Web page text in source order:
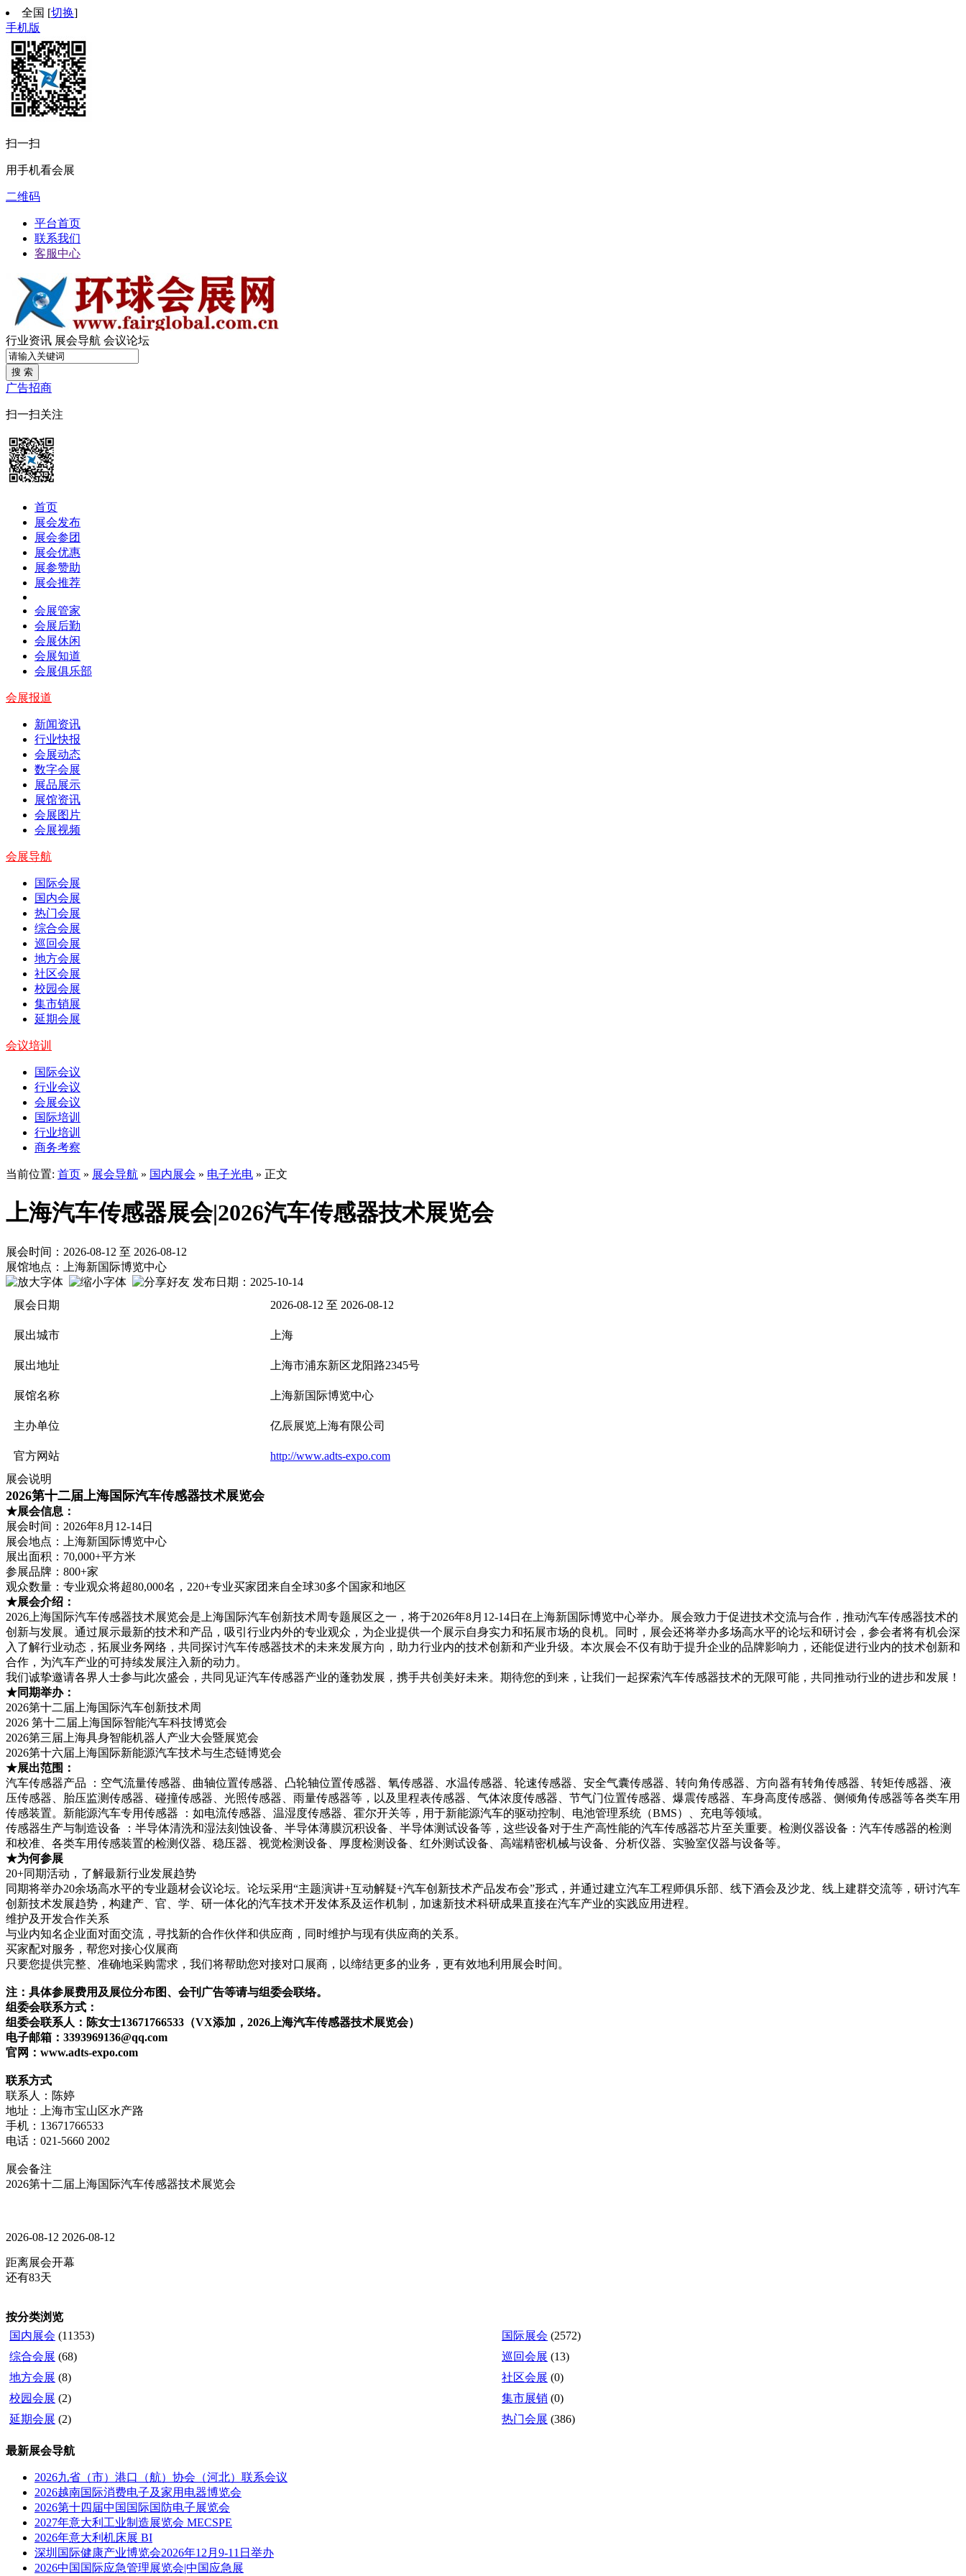
全国 [切换]
手机版
扫一扫
用手机看会展
二维码
平台首页
联系我们
客服中心
行业资讯 展会导航 会议论坛
搜 索
广告招商
扫一扫关注
首页
展会发布
展会参团
展会优惠
展参赞助
展会推荐
会展管家
会展后勤
会展休闲
会展知道
会展俱乐部
会展报道
新闻资讯
行业快报
会展动态
数字会展
展品展示
展馆资讯
会展图片
会展视频
会展导航
国际会展
国内会展
热门会展
综合会展
巡回会展
地方会展
社区会展
校园会展
集市销展
延期会展
会议培训
国际会议
行业会议
会展会议
国际培训
行业培训
商务考察
当前位置: 首页 » 展会导航 » 国内展会 » 电子光电 » 正文
上海汽车传感器展会|2026汽车传感器技术展览会
展会时间：2026-08-12 至 2026-08-12
展馆地点：上海新国际博览中心
发布日期：2025-10-14
展会日期
2026-08-12 至 2026-08-12
展出城市 上海
展出地址 上海市浦东新区龙阳路2345号
展馆名称 上海新国际博览中心
主办单位 亿辰展览上海有限公司
官方网站
http://www.adts-expo.com
展会说明
2026第十二届上海国际汽车传感器技术展览会
★展会信息：
展会时间：2026年8月12-14日
展会地点：上海新国际博览中心
展出面积：70,000+平方米
参展品牌：800+家
观众数量：专业观众将超80,000名，220+专业买家团来自全球30多个国家和地区
★展会介绍：
2026上海国际汽车传感器技术展览会是上海国际汽车创新技术周专题展区之一，将于2026年8月12-14日在上海新国际博览中心举办。展会致力于促进技术交流与合作，推动汽车传感器技术的
创新与发展。通过展示最新的技术和产品，吸引行业内外的专业观众，为企业提供一个展示自身实力和拓展市场的良机。同时，展会还将举办多场高水平的论坛和研讨会，参会者将有机会深
入了解行业动态，拓展业务网络，共同探讨汽车传感器技术的未来发展方向，助力行业内的技术创新和产业升级。本次展会不仅有助于提升企业的品牌影响力，还能促进行业内的技术创新和
合作，为汽车产业的可持续发展注入新的动力。
我们诚挚邀请各界人士参与此次盛会，共同见证汽车传感器产业的蓬勃发展，携手共创美好未来。期待您的到来，让我们一起探索汽车传感器技术的无限可能，共同推动行业的进步和发展！
★同期举办：
2026第十二届上海国际汽车创新技术周
2026 第十二届上海国际智能汽车科技博览会
2026第三届上海具身智能机器人产业大会暨展览会
2026第十六届上海国际新能源汽车技术与生态链博览会
★展出范围：
汽车传感器产品 ：空气流量传感器、曲轴位置传感器、凸轮轴位置传感器、氧传感器、水温传感器、轮速传感器、安全气囊传感器、转向角传感器、方向器有转角传感器、转矩传感器、液
压传感器、胎压监测传感器、碰撞传感器、光照传感器、雨量传感器等，以及里程表传感器、气体浓度传感器、节气门位置传感器、爆震传感器、车身高度传感器、侧倾角传感器等各类车用
传感装置。 新能源汽车专用传感器 ：如电流传感器、温湿度传感器、霍尔开关等，用于新能源汽车的驱动控制、电池管理系统（BMS）、充电等领域。
传感器生产与制造设备 ：半导体清洗和湿法刻蚀设备、半导体薄膜沉积设备、半导体测试设备等，这些设备对于生产高性能的汽车传感器芯片至关重要。 检测仪器设备：汽车传感器的检测
和校准、各类车用传感装置的检测仪器、稳压器、视觉检测设备、厚度检测设备、红外测试设备、高端精密机械与设备、分析仪器、实验室仪器与设备等。
★为何参展
20+同期活动，了解最新行业发展趋势
同期将举办20余场高水平的专业题材会议论坛。论坛采用“主题演讲+互动解疑+汽车创新技术产品发布会”形式，并通过建立汽车工程师俱乐部、线下酒会及沙龙、线上建群交流等，研讨汽车
创新技术发展趋势，构建产、官、学、研一体化的汽车技术开发体系及运作机制，加速新技术科研成果直接在汽车产业的实践应用进程。
维护及开发合作关系
与业内知名企业面对面交流，寻找新的合作伙伴和供应商，同时维护与现有供应商的关系。
买家配对服务，帮您对接心仪展商
只要您提供完整、准确地采购需求，我们将帮助您对接对口展商，以缔结更多的业务，更有效地利用展会时间。
注：具体参展费用及展位分布图、会刊广告等请与组委会联络。
组委会联系方式：
组委会联系人：陈女士13671766533（VX添加，2026上海汽车传感器技术展览会）
电子邮箱：3393969136@qq.com
官网：www.adts-expo.com
联系方式
联系人：陈婷
地址：上海市宝山区水产路
手机：13671766533
电话：021-5660 2002
展会备注
2026第十二届上海国际汽车传感器技术展览会
2026-08-12 2026-08-12
距离展会开幕
还有83天
按分类浏览
国内展会 (11353) 国际展会 (2572)
综合会展 (68) 巡回会展 (13)
地方会展 (8) 社区会展 (0)
校园会展 (2) 集市展销 (0)
延期会展 (2) 热门会展 (386)
最新展会导航
2026九省（市）港口（航）协会（河北）联系会议
2026越南国际消费电子及家用电器博览会
2026第十四届中国国际国防电子展览会
2027年意大利工业制造展览会 MECSPE
2026年意大利机床展 BI
深圳国际健康产业博览会2026年12月9-11日举办
2026中国国际应急管理展览会|中国应急展